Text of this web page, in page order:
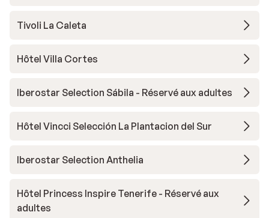
Tivoli La Caleta
Hôtel Villa Cortes
Iberostar Selection Sábila - Réservé aux adultes
Hôtel Vincci Selección La Plantacion del Sur
Iberostar Selection Anthelia
Hôtel Princess Inspire Tenerife - Réservé aux
adultes